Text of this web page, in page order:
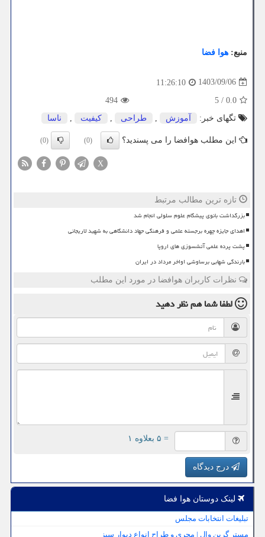
منبع: هوا فضا
1403/09/06
11:26:10
0.0
/
5
494
تگهای خبر:
آموزش , طراحی , كیفیت , ناسا
این مطلب هوافضا را می پسندید؟ (0)
(0)
X
تازه ترین مطالب مرتبط
بزرگداشت بانوی پیشگام علوم سلولی انجام شد
اهدای جایزه چهره برجسته علمی و فرهنگی جهاد دانشگاهی به شهید لاریجانی
پشت پرده علمی آتشسوزی های اروپا
بارندگی شهابی برساوشی اواخر مرداد در ایران
نظرات کاربران هوافضا در مورد این مطلب
لطفا شما همنظر دهید
= ۵ بعلاوه ۱
درج دیدگاه
لینک دوستان هوا فضا
تبلیغات انتخابات مجلس
مستر گرین وال | مجری و طراح انواع دیوار سبز